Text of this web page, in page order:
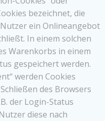
bezeichnet, die
ein Onlineangebot
In einem solchen
Warenkorbs in einem
gespeichert werden.
werden Cookies
des Browsers
der Login-Status
diese nach